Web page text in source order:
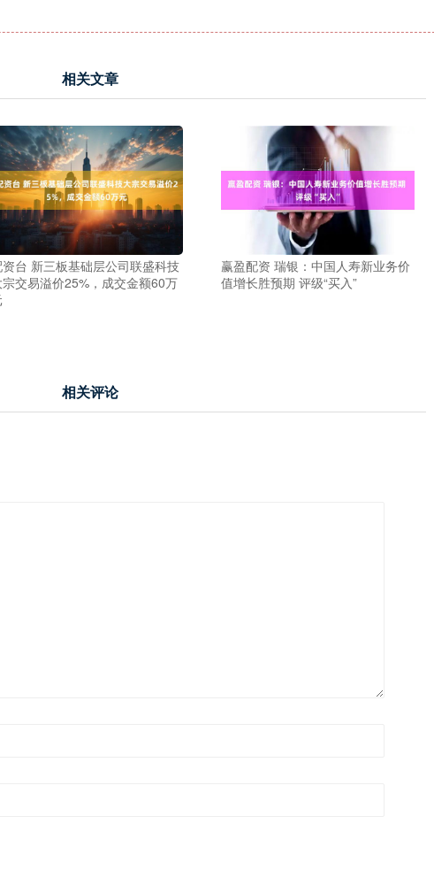
相关文章
台 新三板基础层公司联盛科技
宗交易溢价25%，成交金额60万
赢盈配资 瑞银：中国人寿新业务价
值增长胜预期 评级“买入”
相关评论